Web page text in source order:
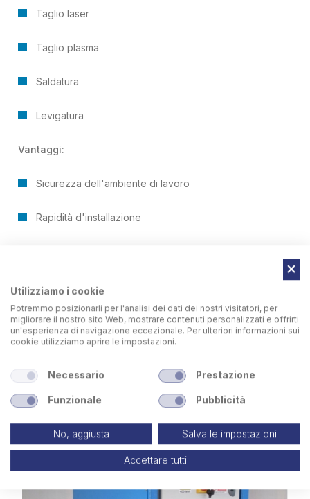
Taglio laser
Taglio plasma
Saldatura
Levigatura
Vantaggi:
Sicurezza dell'ambiente di lavoro
Rapidità d'installazione
Applicabile a qualsiasi tipo di depolveratore
Programmazione personalizzata
Utilizziamo i cookie
Potremmo posizionarli per l'analisi dei dati dei nostri visitatori, per
migliorare il nostro sito Web, mostrare contenuti personalizzati e offrirti
un'esperienza di navigazione eccezionale. Per ulteriori informazioni sui
cookie utilizziamo aprire le impostazioni.
Necessario Prestazione
Funzionale Pubblicità
No, aggiusta Salva le impostazioni
Accettare tutti